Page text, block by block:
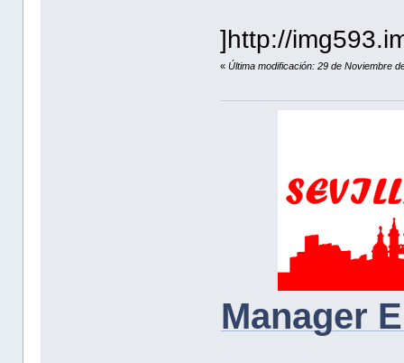
]http://
«Última modificación: 29 de Noviembre
Manager